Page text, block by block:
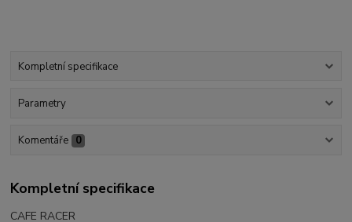
Kompletní specifikace
Parametry
Komentáře 0
Kompletní specifikace
CAFE RACER